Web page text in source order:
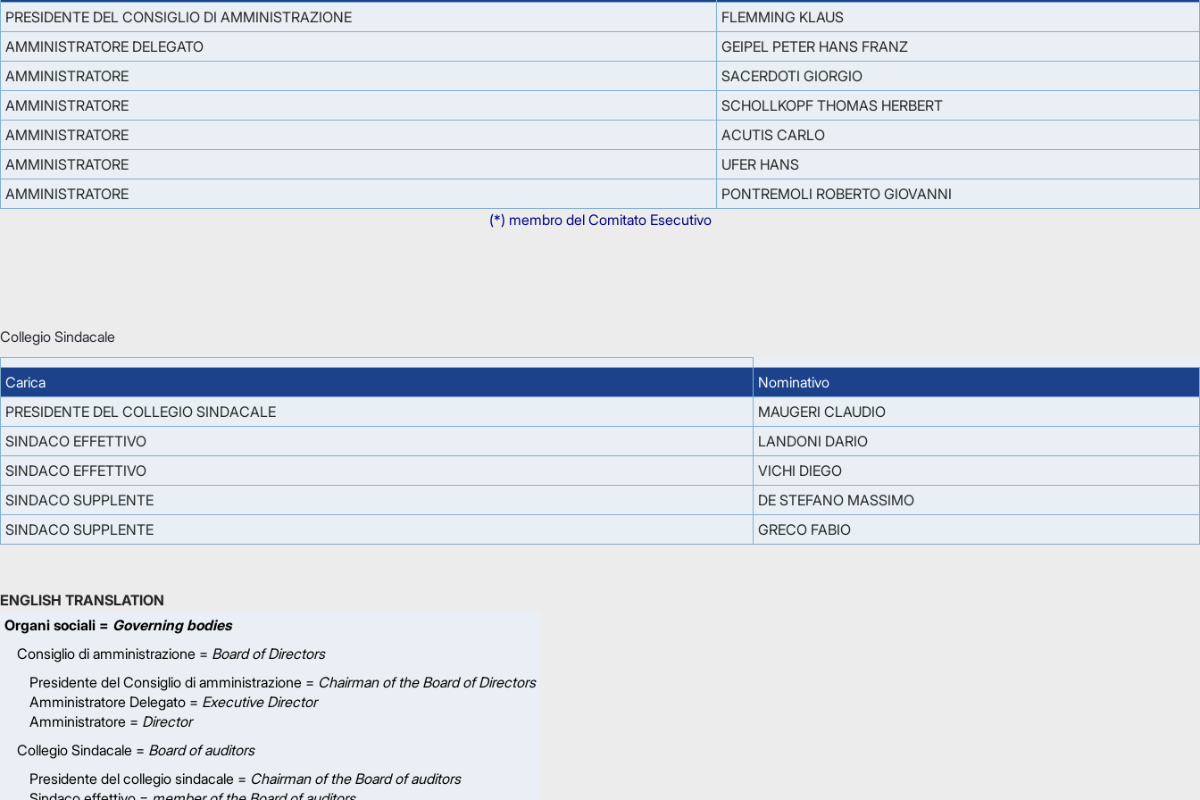
PRESIDENTE DEL CONSIGLIO DI AMMINISTRAZIONE
FLEMMING KLAUS
AMMINISTRATORE DELEGATO
GEIPEL PETER HANS FRANZ
AMMINISTRATORE
SACERDOTI GIORGIO
AMMINISTRATORE
SCHOLLKOPF THOMAS HERBERT
AMMINISTRATORE
ACUTIS CARLO
AMMINISTRATORE
UFER HANS
AMMINISTRATORE
PONTREMOLI ROBERTO GIOVANNI
(*) membro del Comitato Esecutivo
Collegio Sindacale
Carica
Nominativo
PRESIDENTE DEL COLLEGIO SINDACALE
MAUGERI CLAUDIO
SINDACO EFFETTIVO
LANDONI DARIO
SINDACO EFFETTIVO
VICHI DIEGO
SINDACO SUPPLENTE
DE STEFANO MASSIMO
SINDACO SUPPLENTE
GRECO FABIO
ENGLISH TRANSLATION
Organi sociali = Governing bodies
Consiglio di amministrazione = Board of Directors
Presidente del Consiglio di amministrazione = Chairman of the Board of Directors
Amministratore Delegato = Executive Director
Amministratore = Director
Collegio Sindacale = Board of auditors
Presidente del collegio sindacale = Chairman of the Board of auditors